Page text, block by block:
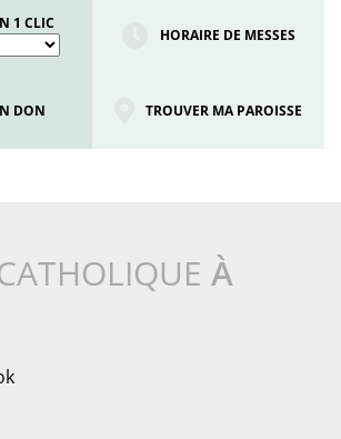
1 CLIC
HORAIRE DE MESSES
DON TROUVER MA PAROISSE
À